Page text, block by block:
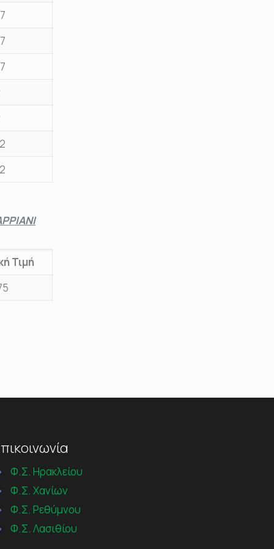
Τιμή
Φ.Σ. Ηρακλείου
Φ.Σ. Χανίων
Φ.Σ. Ρεθύμνου
Φ.Σ. Λασιθίου